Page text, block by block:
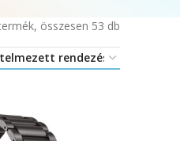
összesen 53 db